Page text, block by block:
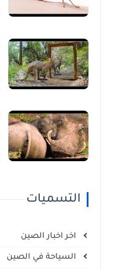
التسميات
اخر اخبار الصين
السياحة في الصين